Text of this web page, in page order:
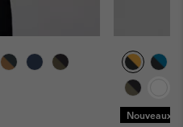
Nouveaux